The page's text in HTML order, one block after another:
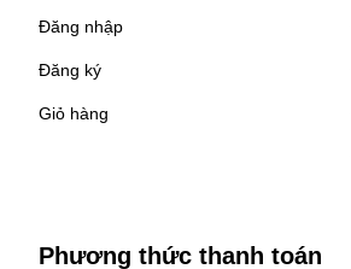
Đăng nhập
Đăng ký
Giỏ hàng
Phương thức thanh toán